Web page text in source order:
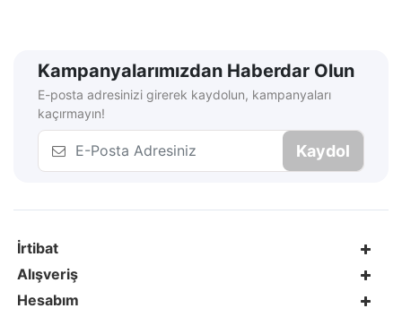
Kampanyalarımızdan Haberdar Olun
E-posta adresinizi girerek kaydolun, kampanyaları
kaçırmayın!
Kaydol
İrtibat
Alışveriş
Hesabım